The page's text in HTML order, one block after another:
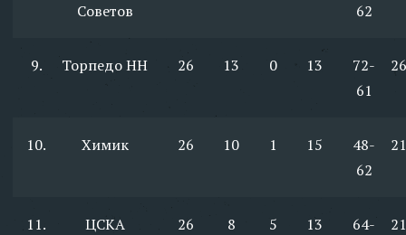
Советов
62
9. Торпедо НН 26 13 0 13
72-
61
26
10. Химик 26 10 1 15
48-
62
21
11. ЦСКА 26 8 5 13
64-
21